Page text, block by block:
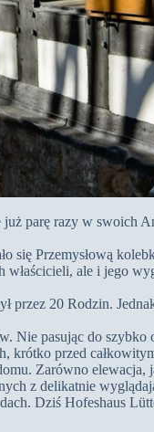
parę razy w swoich
się Przemysłową
ale i jego
20 Rodzin.
Nie pasując do szybko
krótko przed
Zarówno elewacja,
z delikatnie
Dziś Hofeshaus